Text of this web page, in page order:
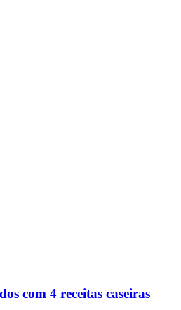
com 4 receitas caseiras